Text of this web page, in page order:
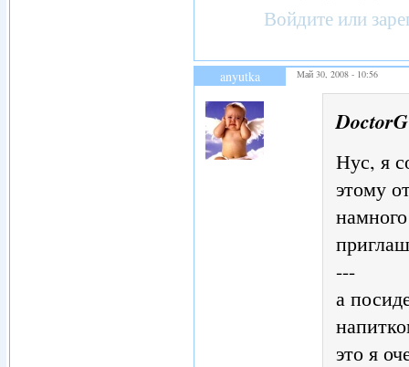
Войдите или
anyutka Май 30, 2008 - 10:56
DoctorG
Нус, я
этому
---
а
это я